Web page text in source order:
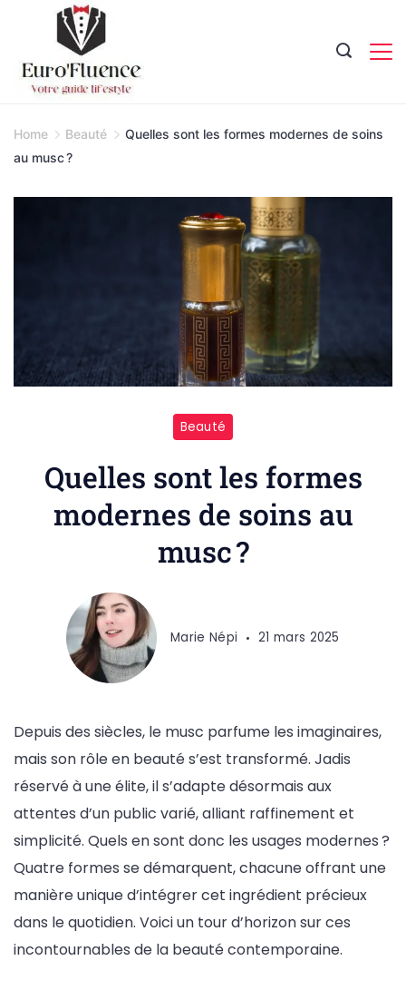
content
Home Beauté
Quelles sont les formes modernes de soins
au musc ?
musc
Beauté
Quelles sont les formes
modernes de soins au
musc ?
Marie Népi 21 mars 2025
Depuis des siècles, le musc parfume les imaginaires,
mais son rôle en beauté s’est transformé. Jadis
réservé à une élite, il s’adapte désormais aux
attentes d’un public varié, alliant raffinement et
simplicité. Quels en sont donc les usages modernes ?
Quatre formes se démarquent, chacune offrant une
manière unique d’intégrer cet ingrédient précieux
dans le quotidien. Voici un tour d’horizon sur ces
incontournables de la beauté contemporaine.